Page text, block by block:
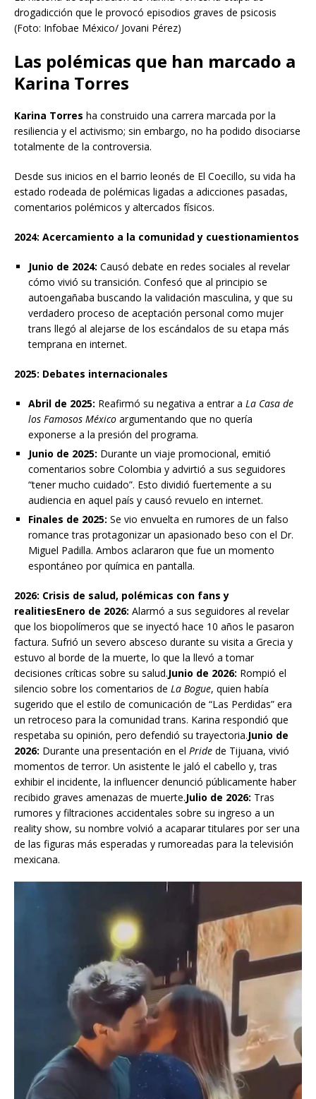
drogadicción que le provocó episodios graves de psicosis
(Foto: Infobae México/ Jovani Pérez)
Las polémicas que han marcado a
Karina Torres
Karina Torres ha construido una carrera marcada por la
resiliencia y el activismo; sin embargo, no ha podido disociarse
totalmente de la controversia.
Desde sus inicios en el barrio leonés de El Coecillo, su vida ha
estado rodeada de polémicas ligadas a adicciones pasadas,
comentarios polémicos y altercados físicos.
2024: Acercamiento a la comunidad y cuestionamientos
Junio de 2024: Causó debate en redes sociales al revelar
cómo vivió su transición. Confesó que al principio se
autoengañaba buscando la validación masculina, y que su
verdadero proceso de aceptación personal como mujer
trans llegó al alejarse de los escándalos de su etapa más
temprana en internet.
2025: Debates internacionales
Abril de 2025: Reafirmó su negativa a entrar a La Casa de
los Famosos México argumentando que no quería
exponerse a la presión del programa.
Junio de 2025: Durante un viaje promocional, emitió
comentarios sobre Colombia y advirtió a sus seguidores
“tener mucho cuidado”. Esto dividió fuertemente a su
audiencia en aquel país y causó revuelo en internet.
Finales de 2025: Se vio envuelta en rumores de un falso
romance tras protagonizar un apasionado beso con el Dr.
Miguel Padilla. Ambos aclararon que fue un momento
espontáneo por química en pantalla.
2026: Crisis de salud, polémicas con fans y
realitiesEnero de 2026: Alarmó a sus seguidores al revelar
que los biopolímeros que se inyectó hace 10 años le pasaron
factura. Sufrió un severo absceso durante su visita a Grecia y
estuvo al borde de la muerte, lo que la llevó a tomar
decisiones críticas sobre su salud.Junio de 2026: Rompió el
silencio sobre los comentarios de La Bogue, quien había
sugerido que el estilo de comunicación de “Las Perdidas” era
un retroceso para la comunidad trans. Karina respondió que
respetaba su opinión, pero defendió su trayectoria.Junio de
2026: Durante una presentación en el Pride de Tijuana, vivió
momentos de terror. Un asistente le jaló el cabello y, tras
exhibir el incidente, la influencer denunció públicamente haber
recibido graves amenazas de muerte.Julio de 2026: Tras
rumores y filtraciones accidentales sobre su ingreso a un
reality show, su nombre volvió a acaparar titulares por ser una
de las figuras más esperadas y rumoreadas para la televisión
mexicana.